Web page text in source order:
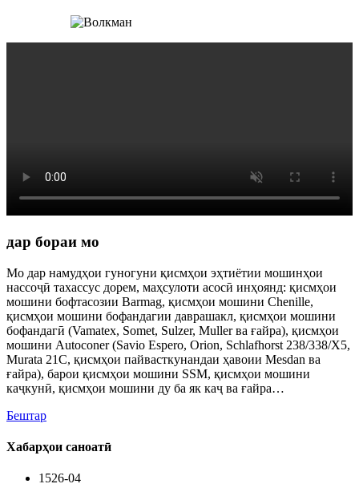
дар бораи мо
Мо дар намудҳои гуногуни қисмҳои эҳтиётии мошинҳои
нассоҷӣ тахассус дорем, маҳсулоти асосӣ инҳоянд: қисмҳои
мошини бофтасозии Barmag, қисмҳои мошини Chenille,
қисмҳои мошини бофандагии даврашакл, қисмҳои мошини
бофандагӣ (Vamatex, Somet, Sulzer, Muller ва ғайра), қисмҳои
мошини Autoconer (Savio Espero, Orion, Schlafhorst 238/338/X5,
Murata 21C, қисмҳои пайвасткунандаи ҳавоии Mesdan ва
ғайра), барои қисмҳои мошини SSM, қисмҳои мошини
каҷкунӣ, қисмҳои мошини ду ба як каҷ ва ғайра…
Бештар
Хабарҳои саноатӣ
1526-04